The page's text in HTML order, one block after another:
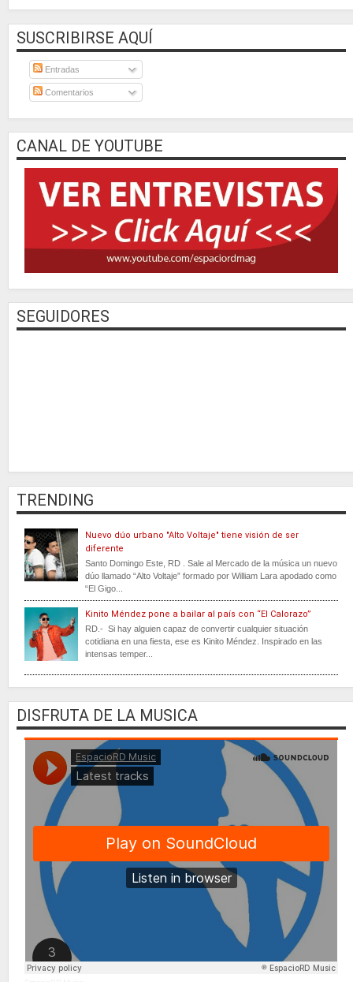
SUSCRIBIRSE AQUÍ
Entradas
Comentarios
CANAL DE YOUTUBE
SEGUIDORES
TRENDING
Nuevo dúo urbano "Alto Voltaje" tiene visión de ser
diferente
Santo Domingo Este, RD . Sale al Mercado de la música un nuevo
dúo llamado “Alto Voltaje” formado por William Lara apodado como
“El Gigo...
Kinito Méndez pone a bailar al país con “El Calorazo”
RD.- Si hay alguien capaz de convertir cualquier situación
cotidiana en una fiesta, ese es Kinito Méndez. Inspirado en las
intensas temper...
DISFRUTA DE LA MUSICA